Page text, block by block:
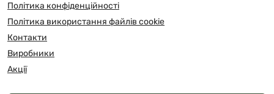
Політика конфіденційності
Політика використання файлів cookie
Контакти
Виробники
Акції